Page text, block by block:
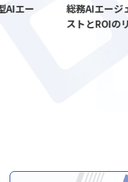
総務AIエージェン
ストとROIのリアル